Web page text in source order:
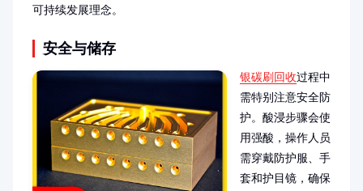
可持续发展理念。
安全与储存
银碳刷回收过程中
需特别注意安全防
护。酸浸步骤会使
用强酸，操作人员
需穿戴防护服、手
套和护目镜，确保